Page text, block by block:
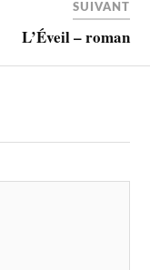
SUIVANT
L’Éveil – roman